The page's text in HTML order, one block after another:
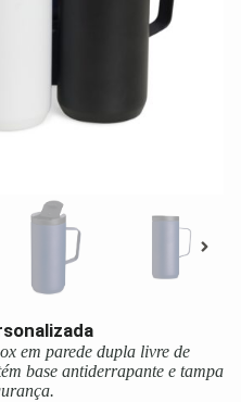
em parede dupla livre de
base antiderrapante e tampa